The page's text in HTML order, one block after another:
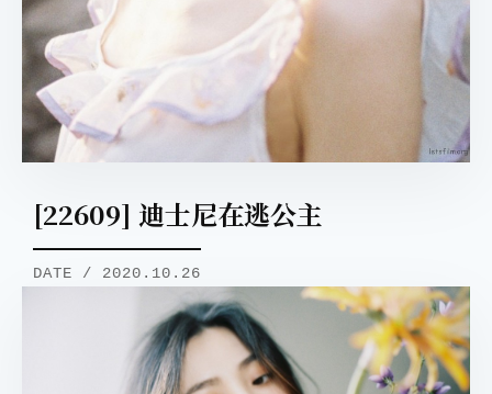
[22609] 迪士尼在逃公主
DATE / 2020.10.26